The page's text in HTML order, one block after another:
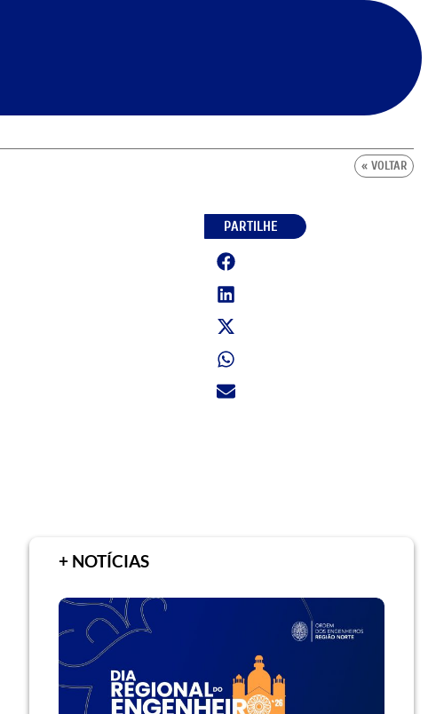
« VOLTAR
PARTILHE
+ NOTÍCIAS